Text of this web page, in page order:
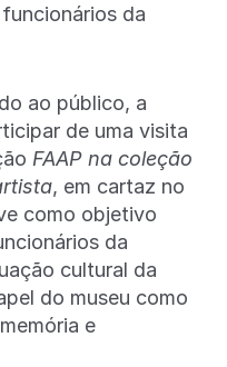
da
ao público, a
de uma visita
FAAP na coleção
, em cartaz no
como objetivo
da
cultural da
do museu como
e